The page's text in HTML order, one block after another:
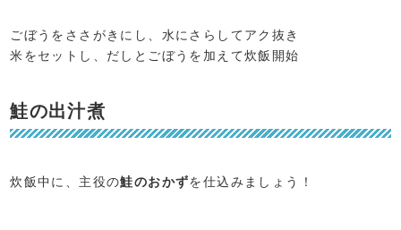
ごぼうをささがきにし、水にさらしてアク抜き
米をセットし、だしとごぼうを加えて炊飯開始
鮭の出汁煮
炊飯中に、主役の鮭のおかずを仕込みましょう！